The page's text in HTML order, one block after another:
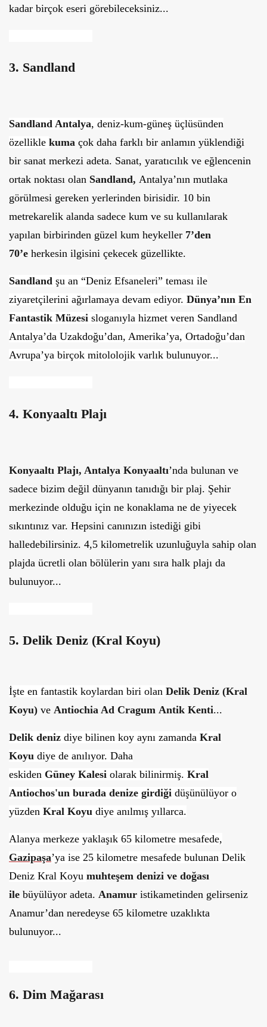
kadar birçok eseri görebileceksiniz...
3. Sandland
Sandland Antalya, deniz-kum-güneş üçlüsünden
özellikle kuma çok daha farklı bir anlamın yüklendiği
bir sanat merkezi adeta. Sanat, yaratıcılık ve eğlencenin
ortak noktası olan Sandland, Antalya’nın mutlaka
görülmesi gereken yerlerinden birisidir. 10 bin
metrekarelik alanda sadece kum ve su kullanılarak
yapılan birbirinden güzel kum heykeller 7’den
70’e herkesin ilgisini çekecek güzellikte.
Sandland şu an “Deniz Efsaneleri” teması ile
ziyaretçilerini ağırlamaya devam ediyor. Dünya’nın En
Fantastik Müzesi sloganıyla hizmet veren Sandland
Antalya’da Uzakdoğu’dan, Amerika’ya, Ortadoğu’dan
Avrupa’ya birçok mitololojik varlık bulunuyor...
4. Konyaaltı Plajı
Konyaaltı Plajı, Antalya Konyaaltı’nda bulunan ve
sadece bizim değil dünyanın tanıdığı bir plaj. Şehir
merkezinde olduğu için ne konaklama ne de yiyecek
sıkıntınız var. Hepsini canınızın istediği gibi
halledebilirsiniz. 4,5 kilometrelik uzunluğuyla sahip olan
plajda ücretli olan bölülerin yanı sıra halk plajı da
bulunuyor...
5. Delik Deniz (Kral Koyu)
İşte en fantastik koylardan biri olan Delik Deniz (Kral
Koyu) ve Antiochia Ad Cragum Antik Kenti...
Delik deniz diye bilinen koy aynı zamanda Kral
Koyu diye de anılıyor. Daha
eskiden Güney Kalesi olarak bilinirmiş. Kral
Antiochos'un burada denize girdiği düşünülüyor o
yüzden Kral Koyu diye anılmış yıllarca.
Alanya merkeze yaklaşık 65 kilometre mesafede,
Gazipaşa’ya ise 25 kilometre mesafede bulunan Delik
Deniz Kral Koyu muhteşem denizi ve doğası
ile büyülüyor adeta. Anamur istikametinden gelirseniz
Anamur’dan neredeyse 65 kilometre uzaklıkta
bulunuyor...
6. Dim Mağarası